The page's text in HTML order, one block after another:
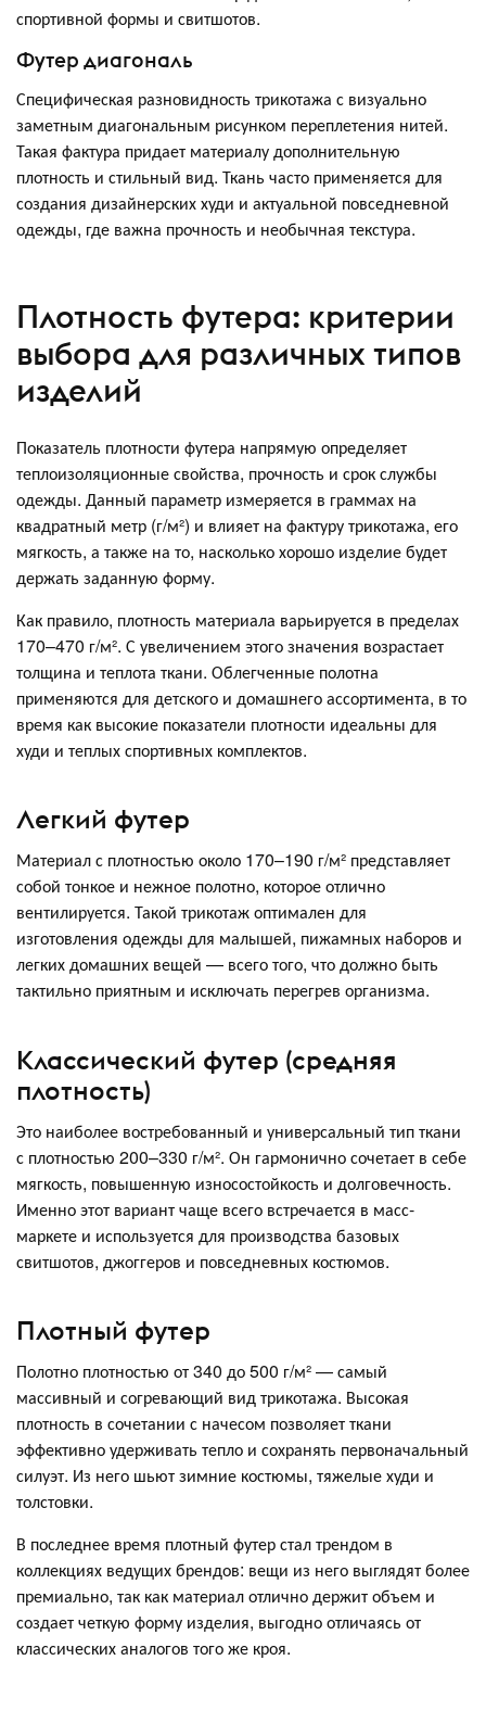
спортивной формы и свитшотов.
Футер диагональ
Специфическая разновидность трикотажа с визуально
заметным диагональным рисунком переплетения нитей.
Такая фактура придает материалу дополнительную
плотность и стильный вид. Ткань часто применяется для
создания дизайнерских худи и актуальной повседневной
одежды, где важна прочность и необычная текстура.
Плотность футера: критерии
выбора для различных типов
изделий
Показатель плотности футера напрямую определяет
теплоизоляционные свойства, прочность и срок службы
одежды. Данный параметр измеряется в граммах на
квадратный метр (г/м²) и влияет на фактуру трикотажа, его
мягкость, а также на то, насколько хорошо изделие будет
держать заданную форму.
Как правило, плотность материала варьируется в пределах
170–470 г/м². С увеличением этого значения возрастает
толщина и теплота ткани. Облегченные полотна
применяются для детского и домашнего ассортимента, в то
время как высокие показатели плотности идеальны для
худи и теплых спортивных комплектов.
Легкий футер
Материал с плотностью около 170–190 г/м² представляет
собой тонкое и нежное полотно, которое отлично
вентилируется. Такой трикотаж оптимален для
изготовления одежды для малышей, пижамных наборов и
легких домашних вещей — всего того, что должно быть
тактильно приятным и исключать перегрев организма.
Классический футер (средняя
плотность)
Это наиболее востребованный и универсальный тип ткани
с плотностью 200–330 г/м². Он гармонично сочетает в себе
мягкость, повышенную износостойкость и долговечность.
Именно этот вариант чаще всего встречается в масс-
маркете и используется для производства базовых
свитшотов, джоггеров и повседневных костюмов.
Плотный футер
Полотно плотностью от 340 до 500 г/м² — самый
массивный и согревающий вид трикотажа. Высокая
плотность в сочетании с начесом позволяет ткани
эффективно удерживать тепло и сохранять первоначальный
силуэт. Из него шьют зимние костюмы, тяжелые худи и
толстовки.
В последнее время плотный футер стал трендом в
коллекциях ведущих брендов: вещи из него выглядят более
премиально, так как материал отлично держит объем и
создает четкую форму изделия, выгодно отличаясь от
классических аналогов того же кроя.